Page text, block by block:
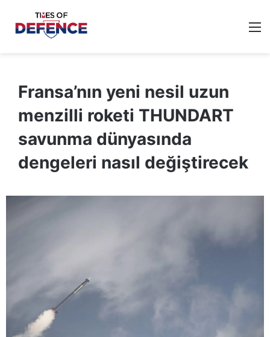
Fransa’nın yeni nesil uzun
menzilli roketi THUNDART
savunma dünyasında
dengeleri nasıl değiştirecek